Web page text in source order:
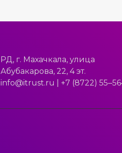
РД, г. Махачкала, улица
Абубакарова, 22, 4 эт.
info@itrust.ru
+7 (8722)